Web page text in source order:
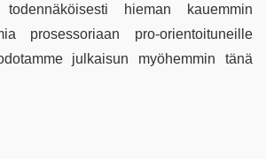
hieman kauemmin
prosessoriaan pro-orientoituneille
julkaisun myöhemmin tänä